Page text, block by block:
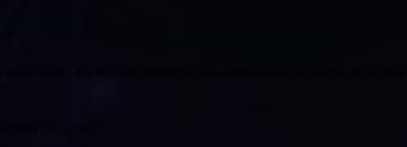
Вы можете добавить пользовательские виджеты из раздела